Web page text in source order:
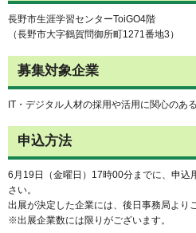
長野市生涯学習センターToiGO4階
（長野市大字鶴賀問御所町1271番地3）
募集対象企業
IT・デジタル人材の採用や活用に関心のあ
申込方法
6月19日（金曜日）17時00分までに、申込
さい。
出展が決定した企業には、後日事務局より
※出展企業数には限りがございます。